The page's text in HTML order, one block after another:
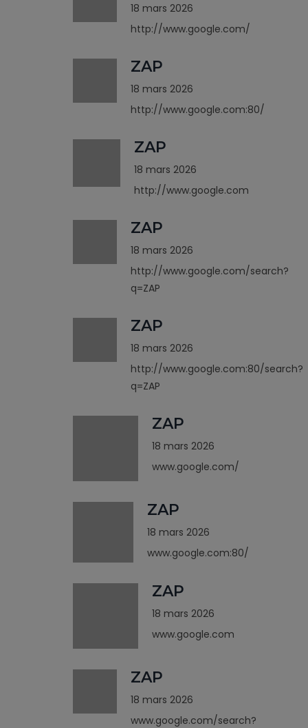
18 mars 2026
http://www.google.com/
ZAP
18 mars 2026
http://www.google.com:80/
ZAP
18 mars 2026
http://www.google.com
ZAP
18 mars 2026
http://www.google.com/search?
q=ZAP
ZAP
18 mars 2026
http://www.google.com:80/search?
q=ZAP
ZAP
18 mars 2026
www.google.com/
ZAP
18 mars 2026
www.google.com:80/
ZAP
18 mars 2026
www.google.com
ZAP
18 mars 2026
www.google.com/search?